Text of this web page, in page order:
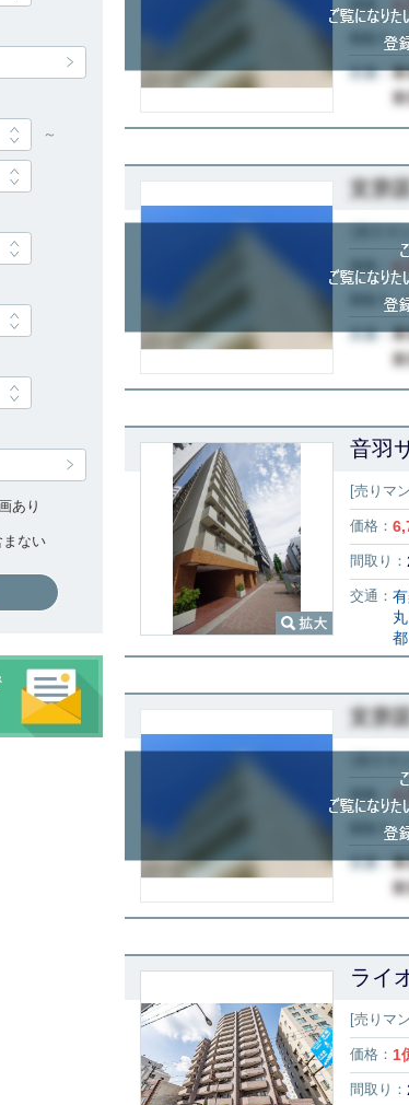
音羽
[売りマ
価格：
間取り：
交通：
ライ
[売りマ
価格： 1
間取り：
～
あり
まない